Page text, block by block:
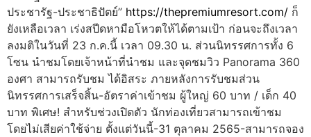
ประชารัฐ-ประชาธิปัตย์” https://thepremiumresort.com/ ก็
ยังเหลือเวลา เร่งสปีดหามือโหวตให้ได้ตามเป้า ก่อนจะถึงเวลา
ลงมติในวันที่ 23 ก.ค.นี้ เวลา 09.30 น. ส่วนนิทรรศการทั้ง 6
โซน นําชมโดยเจ้าหน้าที่นําชม และจุดชมวิว Panorama 360
องศา สามารถรับชม ได้อิสระ ภายหลังการรับชมส่วน
นิทรรศการเสร็จสิ้น-อัตราค่าเข้าชม ผู้ใหญ่ 60 บาท / เด็ก 40
บาท พิเศษ! สําหรับช่วงเปิดตัว นักท่องเที่ยวสามารถเข้าชม
โดยไม่เสียค่าใช้จ่าย ตั้งแต่วันนี้-31 ตุลาคม 2565-สามารถจอง